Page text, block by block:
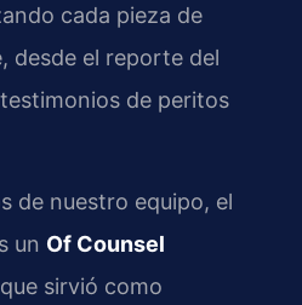
cada pieza de
desde el reporte del
de peritos
de nuestro equipo, el
un Of Counsel
que sirvió como